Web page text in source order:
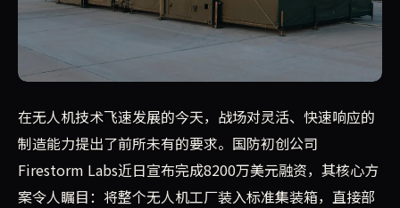
国防初创公司Firestorm Labs近日完成8200万美元融资，
在无人机技术飞速发展的今天，战场对灵活、快速响应的
制造能力提出了前所未有的要求。国防初创公司
Firestorm Labs近日宣布完成8200万美元融资，其核心方
案令人瞩目：将整个无人机工厂装入标准集装箱，直接部